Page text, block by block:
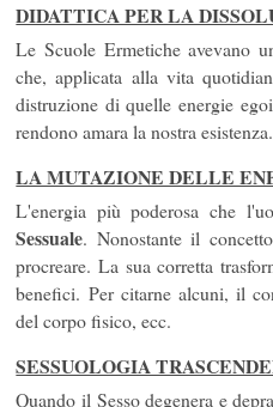
DIDATTICA PER LA
Le Scuole Ermetiche avevano
che, applicata alla vita
distruzione di quelle energie
rendono amara la nostra esistenza.
LA MUTAZIONE DELLE
L'energia più poderosa che
Sessuale. Nonostante il
procreare. La sua corretta
benefici. Per citarne alcuni, il
del corpo fisico, ecc.
SESSUOLOGIA
Quando il Sesso degenera e